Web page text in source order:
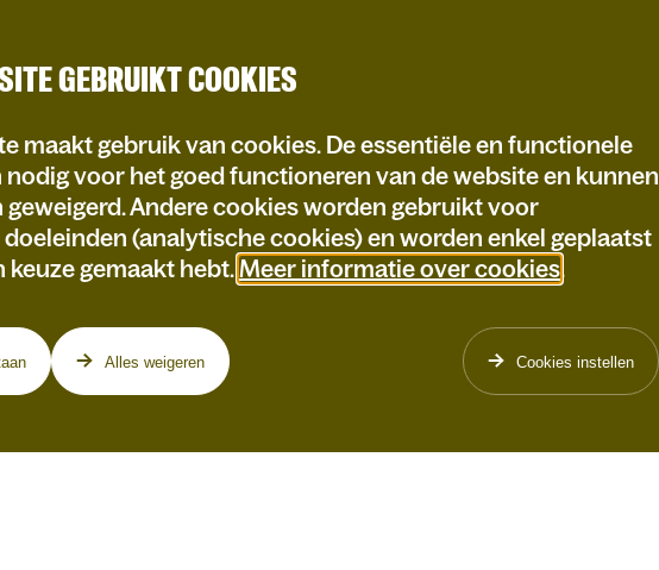
GEBRUIKT COOKIES
maakt gebruik van cookies. De essentiële en functionele
nodig voor het goed functioneren van de website en kunnen
geweigerd. Andere cookies worden gebruikt voor
(analytische cookies) en worden enkel geplaatst
keuze gemaakt hebt.Meer informatie over cookies.
Alles weigeren Cookies instellen